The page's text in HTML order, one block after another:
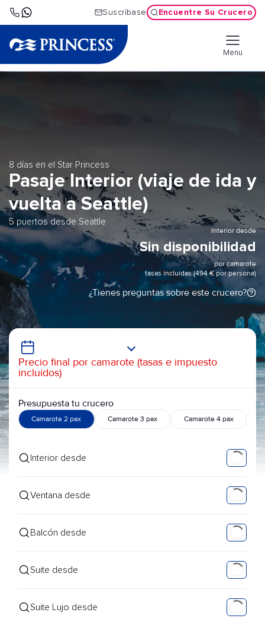
Suscríbase Encuentre Su Crucero
Menu
8 días en el Star Princess
Pasaje Interior (viaje de ida y
vuelta a Seattle)
5 puertos desde Seattle
Interior desde
Sin disponibilidad
por camarote
tasas incluidas (494 € por persona)
¿Tienes preguntas sobre este crucero?
Precio final por camarote (tasas e impuesto
incluidos)
Presupuesta tu crucero
Camarote 2 pax Camarote 3 pax Camarote 4 pax
Interior desde
Ventana desde
Balcón desde
Suite desde
Suite Lujo desde